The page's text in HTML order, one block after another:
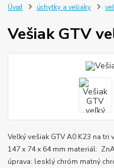
Úvod úchytky a vešiaky
Vešiak GTV
Veľký vešiak GTV A0 K23 na
147 x 74 x 64 mm materiál:
úprava: lesklý chróm matný